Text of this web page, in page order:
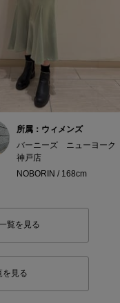
所属：ウィメンズ
バーニーズ ニューヨーク
神戸店
NOBORIN / 168cm
覧を見る
を見る